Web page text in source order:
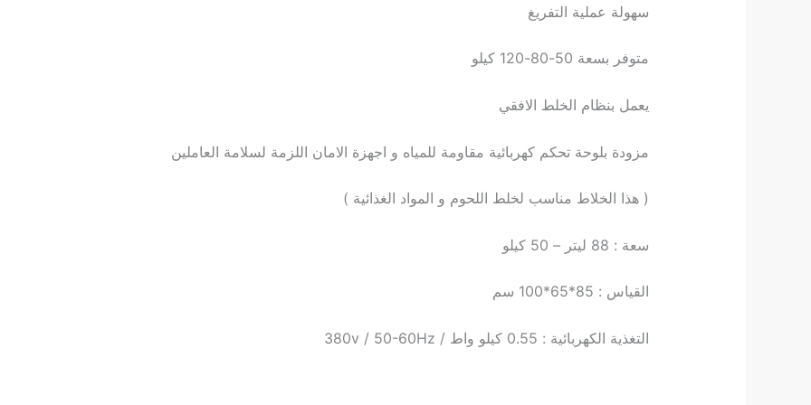
سهولة عملية التفريغ
متوفر بسعة 50-80-120 كيلو
يعمل بنظام الخلط الافقي
مزودة بلوحة تحكم كهربائية مقاومة للمياه و اجهزة الامان اللزمة لسلامة العاملين
( هذا الخلاط مناسب لخلط اللحوم و المواد الغذائية )
سعة : 88 ليتر – 50 كيلو
القياس : 85*65*100 سم
التغذية الكهربائية : 0.55 كيلو واط / 380v / 50-60Hz